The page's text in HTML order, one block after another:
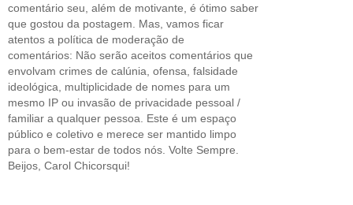
comentário seu, além de motivante, é ótimo saber
que gostou da postagem. Mas, vamos ficar
atentos a política de moderação de
comentários: Não serão aceitos comentários que
envolvam crimes de calúnia, ofensa, falsidade
ideológica, multiplicidade de nomes para um
mesmo IP ou invasão de privacidade pessoal /
familiar a qualquer pessoa. Este é um espaço
público e coletivo e merece ser mantido limpo
para o bem-estar de todos nós. Volte Sempre.
Beijos, Carol Chicorsqui!